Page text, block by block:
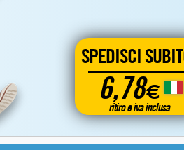
SPEDISCI
6,78€
ritiro e iva inclusa